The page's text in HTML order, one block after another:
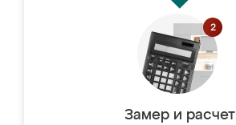
Замер и расчет